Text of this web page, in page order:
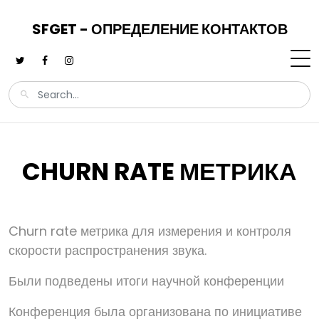
SFGET - ОПРЕДЕЛЕНИЕ КОНТАКТОВ
CHURN RATE МЕТРИКА
Churn rate метрика для измерения и контроля
скорости распространения звука.
Были подведены итоги научной конференции
Конференция была организована по инициативе